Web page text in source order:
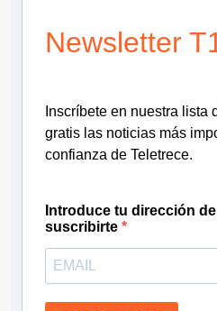
Newsletter
Inscríbete en nuestra lista
gratis las noticias más
confianza de Teletrece.
Introduce tu dirección
suscribirte